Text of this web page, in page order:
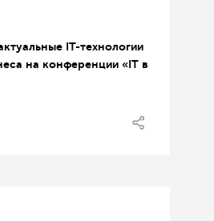
IT-технологии
на конференции «IT в